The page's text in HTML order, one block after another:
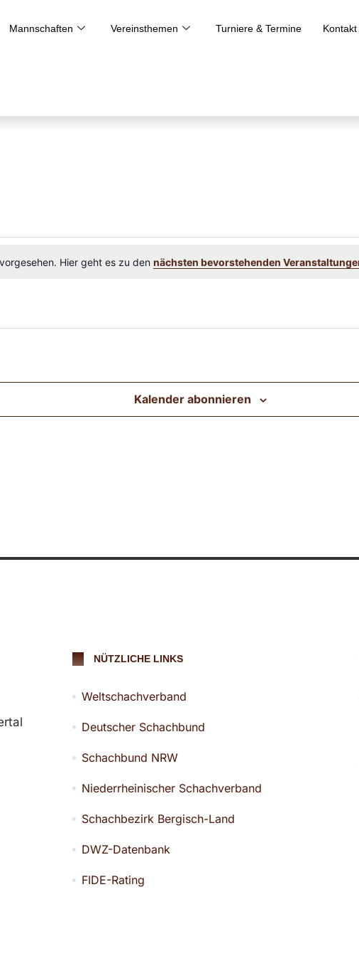
Mannschaften Vereinsthemen Turniere & Termine Kontakt
Hier geht es zu den nächsten bevorstehenden
Kalender abonnieren
NÜTZLICHE LINKS
Weltschachverband
Deutscher Schachbund
Schachbund NRW
Niederrheinischer Schachverband
Schachbezirk Bergisch-Land
DWZ-Datenbank
FIDE-Rating